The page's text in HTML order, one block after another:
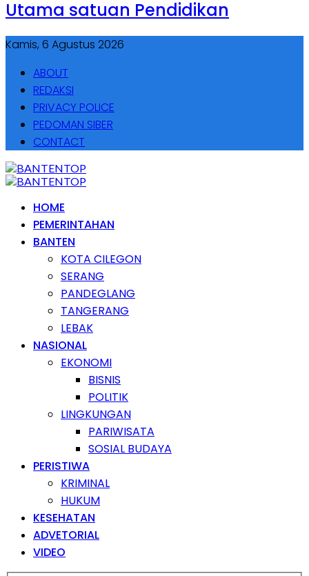
Utama satuan Pendidikan
Kamis, 6 Agustus 2026
ABOUT
REDAKSI
PRIVACY POLICE
PEDOMAN SIBER
CONTACT
HOME
PEMERINTAHAN
BANTEN
KOTA CILEGON
SERANG
PANDEGLANG
TANGERANG
LEBAK
NASIONAL
EKONOMI
BISNIS
POLITIK
LINGKUNGAN
PARIWISATA
SOSIAL BUDAYA
PERISTIWA
KRIMINAL
HUKUM
KESEHATAN
ADVETORIAL
VIDEO